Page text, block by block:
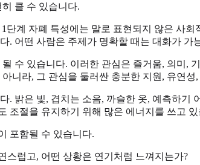
클 수 있습니다.
1단계 자폐 특성에는 말로 표현되지 않은 사
. 어떤 사람은 주제가 명확할 때는 대화가
수 있습니다. 이러한 관심은 즐거움, 의미,
니라, 그 관심을 둘러싼 충분한 지원, 유연성
. 밝은 빛, 겹치는 소음, 까슬한 옷, 예측하
조절을 유지하기 위해 많은 에너지를 쓰고
포함될 수 있습니다.
스럽고, 어떤 상황은 연기처럼 느껴지는가?